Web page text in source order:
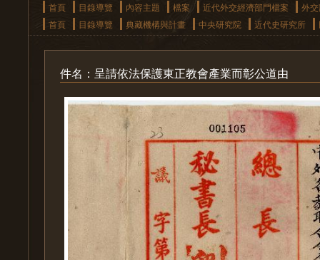
首頁 目錄導覽 內容主題 檔案 近代外交經濟部門檔案
外
首頁
目錄導覽 典藏機構與計畫 中央研究院 近代史研究所
件名：呈請依法保護東正教會產業而彰公道由